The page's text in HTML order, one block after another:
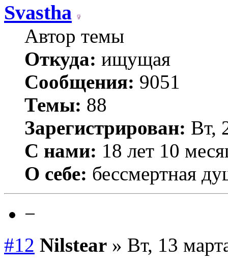
Svastha
Автор темы
Откуда: ищущая
Сообщения: 9051
Темы: 88
Зарегистрирован: Вт,
С нами: 18 лет 10
О себе: бессмертная
−
#12 Nilstear » Вт, 13